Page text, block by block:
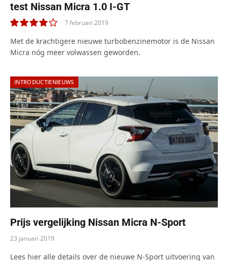
test Nissan Micra 1.0 I-GT
8.0
7 februari 2019
Met de krachtigere nieuwe turbobenzinemotor is de Nissan
Micra nóg meer volwassen geworden.
INTRODUCTIENIEUWS
Prijs vergelijking Nissan Micra N-Sport
23 januari 2019
Lees hier alle details over de nieuwe N-Sport uitvoering van